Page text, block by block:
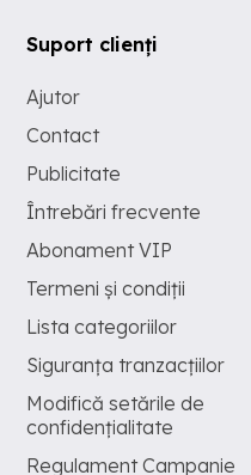
Suport clienți
Ajutor
Contact
Publicitate
Întrebări frecvente
Abonament VIP
Termeni și condiții
Lista categoriilor
Siguranța tranzacțiilor
Modifică setările de
confidențialitate
Regulament Campanie